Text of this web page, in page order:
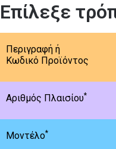
Επίλεξε
Περιγραφή ή
Κωδικό Προϊόντος
Αριθμός Πλαισίου*
Μοντέλο*